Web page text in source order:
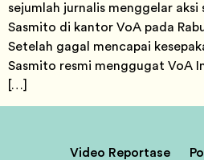
sejumlah jurnalis menggelar aksi
Sasmito di kantor VoA pada
Setelah gagal mencapai
Sasmito resmi menggugat VoA
[…]
Video Reportase